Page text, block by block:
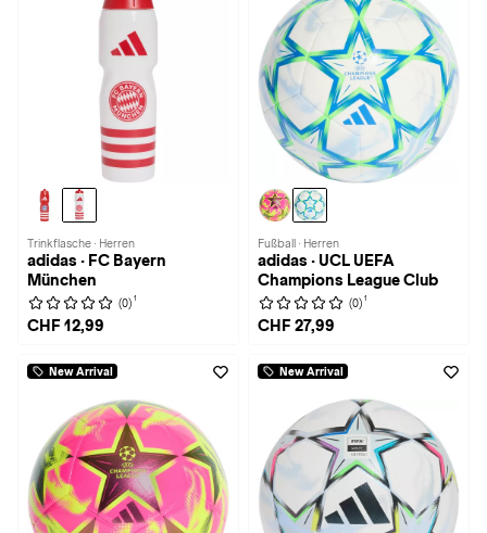
Trinkflasche · Herren
adidas · FC Bayern
München
(0) 1
CHF 12,99
Fußball · Herren
adidas · UCL UEFA
Champions League Club
(0) 1
CHF 27,99
New Arrival New Arrival